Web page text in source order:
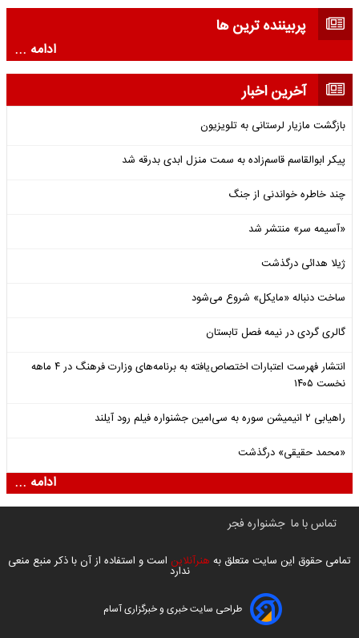
پربیننده ترین ها
ادامه ...
آخرین اخبار
بازگشت مازیار لرستانی به تلویزیون
پیکر ابوالقاسم قاسم‌زاده به سمت منزل ابدی بدرقه شد
چند خاطره خواندنی از جنگ
«آسیمه سر» منتشر شد
ژیلا هدائی درگذشت
ساخت دنباله «مایکل» شروع می‌شود
گالری گردی در نیمه فصل تابستان
انتشار فهرست اعتبارات اختصاص‌یافته به برنامه‌های وزارت فرهنگ در ۴ ماهه
نخست ۱۴۰۵
راهیابی ۲ انیمیشن سوره به سی‌امین جشنواره فیلم رود آیلند
«محمد حقیقی» درگذشت
ادامه ...
تماس با ما جشنواره فجر
تمامی حقوق این سایت متعلق به هنرآنلاین است و استفاده از آن با ذکر منبع منعی
ندارد
طراحی سایت خبری و خبرگزاری آسام